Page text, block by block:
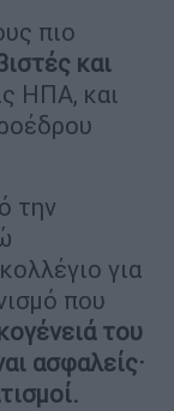
πιο
και
ΗΠΑ, και
την
για
που
του
ασφαλείς·